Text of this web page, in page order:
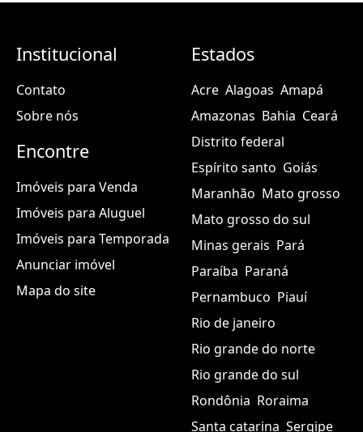
Institucional
Contato
Sobre nós
Encontre
Imóveis para Venda
Imóveis para Aluguel
Imóveis para Temporada
Anunciar imóvel
Mapa do site
Estados
Acre Alagoas Amapá
Amazonas Bahia Ceará
Distrito federal
Espírito santo Goiás
Maranhão Mato grosso
Mato grosso do sul
Minas gerais Pará
Paraíba Paraná
Pernambuco Piauí
Rio de janeiro
Rio grande do norte
Rio grande do sul
Rondônia Roraima
Santa catarina Sergipe